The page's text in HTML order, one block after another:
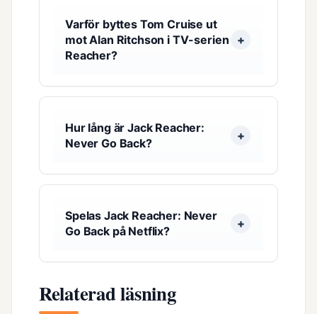
Varför byttes Tom Cruise ut
mot Alan Ritchson i TV-serien
Reacher?
Hur lång är Jack Reacher:
Never Go Back?
Spelas Jack Reacher: Never
Go Back på Netflix?
Relaterad läsning